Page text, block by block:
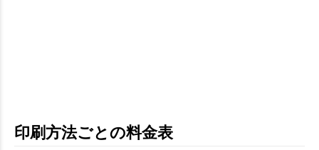
印刷方法ごとの料金表